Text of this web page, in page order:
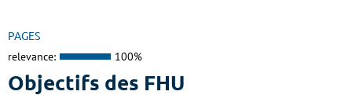
PAGES
relevance: 100%
Objectifs des FHU